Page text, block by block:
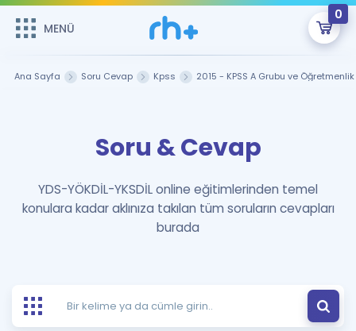
MENÜ
0
Şifremi Hatırlamıyorum
GİRİŞ YAP
Remzi Hoca ile seni sınava hazırlayacak onlarca eğitim seni
bekliyor!
MENÜ
Çalışma Paketleri
Kitaplar ve Kaynaklar
Ücretsiz Kaynaklar
Blog
İngilizce Gramer
Hakkımızda
Ana Sayfa Soru Cevap Kpss 2015 - KPSS A Grubu ve
Soru & Cevap
YDS-YÖKDİL-YKSDİL online eğitimlerinden temel
konulara kadar aklınıza takılan tüm soruların cevapları
burada